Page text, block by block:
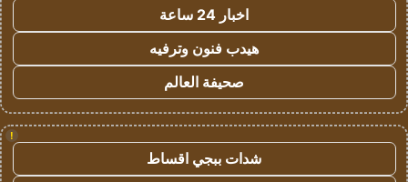
اخبار 24 ساعة
هيدب فنون وترفيه
صحيفة العالم
!
شدات ببجي اقساط